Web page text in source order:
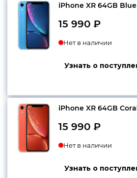
iPhone XR 64GB
15 990 ₽
Нет в наличии
Узнать о
iPhone XR 64GB
15 990 ₽
Нет в наличии
Узнать о